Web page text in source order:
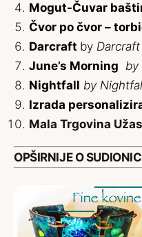
Mogut-Čuvar
Čvor po čvor –
Darcraft by Darcraft
June’s Morning by
Nightfall by
Izrada
Mala Trgovina
OPŠIRNIJE O